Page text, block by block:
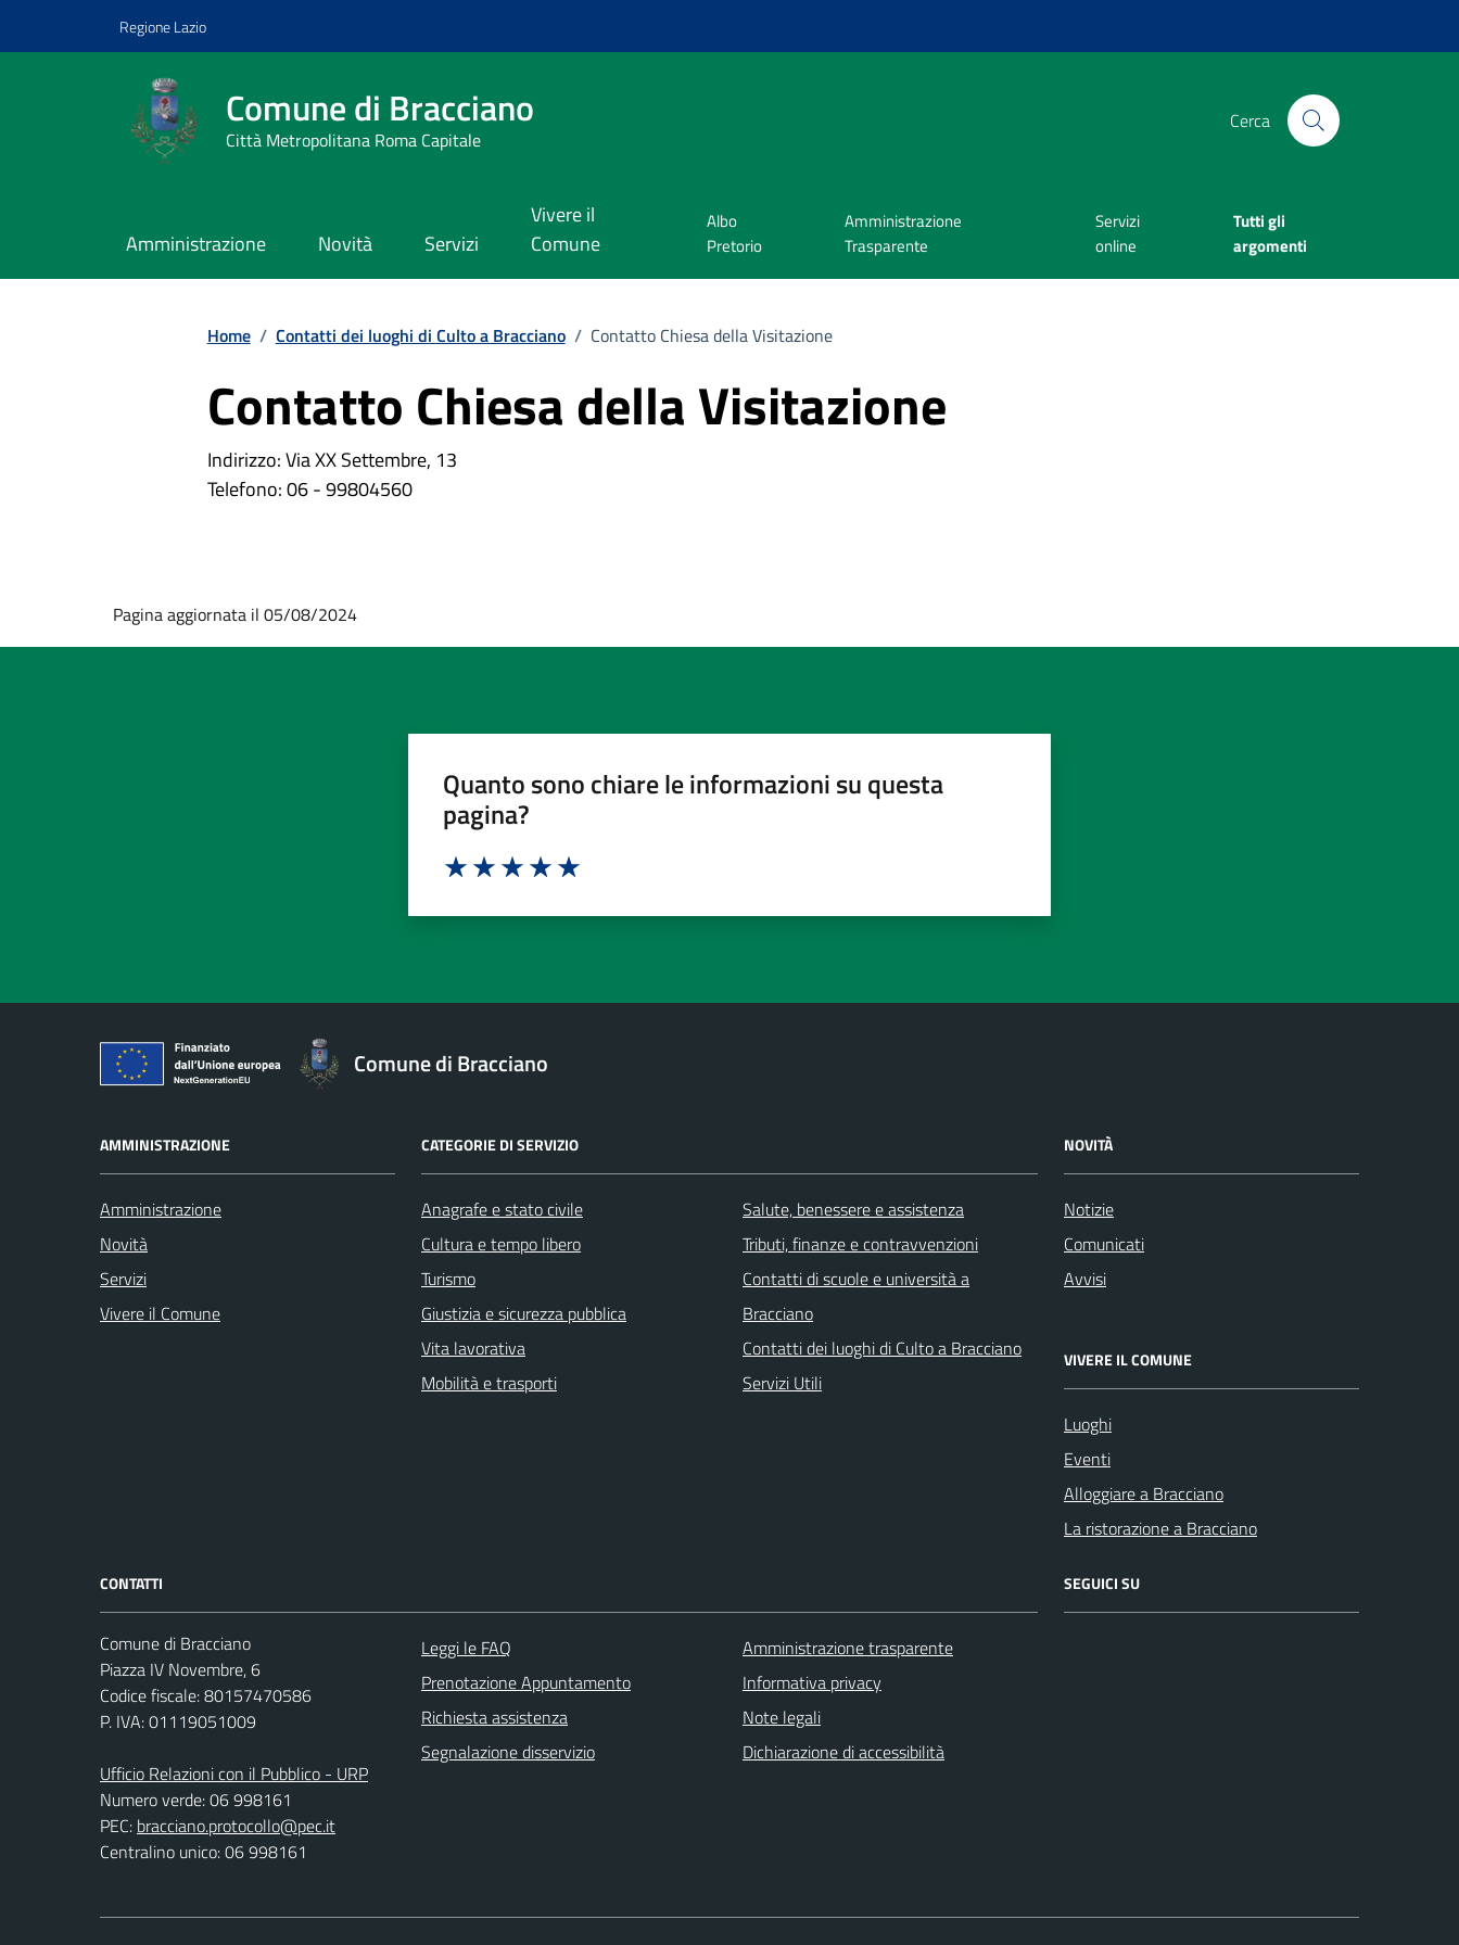
Regione Lazio
Comune di Bracciano
Città Metropolitana Roma Capitale
Cerca
Amministrazione Novità Servizi
Vivere il
Comune
Albo
Pretorio
Amministrazione
Trasparente
Servizi
online
Tutti gli
argomenti
Home / Contatti dei luoghi di Culto a Bracciano / Contatto Chiesa della Visitazione
Contatto Chiesa della Visitazione
Indirizzo: Via XX Settembre, 13
Telefono: 06 - 99804560
Pagina aggiornata il 05/08/2024
Quanto sono chiare le informazioni su questa
pagina?
Comune di Bracciano
AMMINISTRAZIONE
Amministrazione
Novità
Servizi
Vivere il Comune
CATEGORIE DI SERVIZIO
Anagrafe e stato civile
Cultura e tempo libero
Turismo
Giustizia e sicurezza pubblica
Vita lavorativa
Mobilità e trasporti
Salute, benessere e assistenza
Tributi, finanze e contravvenzioni
Contatti di scuole e università a
Bracciano
Contatti dei luoghi di Culto a Bracciano
Servizi Utili
NOVITÀ
Notizie
Comunicati
Avvisi
VIVERE IL COMUNE
Luoghi
Eventi
Alloggiare a Bracciano
La ristorazione a Bracciano
CONTATTI
Comune di Bracciano
Piazza IV Novembre, 6
Codice fiscale: 80157470586
P. IVA: 01119051009
Ufficio Relazioni con il Pubblico - URP
Numero verde: 06 998161
PEC: bracciano.protocollo@pec.it
Centralino unico: 06 998161
Leggi le FAQ
Prenotazione Appuntamento
Richiesta assistenza
Segnalazione disservizio
Amministrazione trasparente
Informativa privacy
Note legali
Dichiarazione di accessibilità
SEGUICI SU